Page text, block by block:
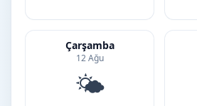
Çarşamba
12 Ağu
🌤️